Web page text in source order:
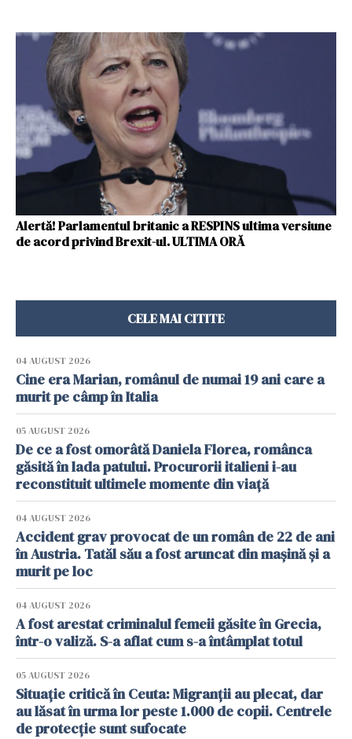
Alertă! Parlamentul britanic a RESPINS ultima versiune
de acord privind Brexit-ul. ULTIMA ORĂ
CELE MAI CITITE
04 AUGUST 2026
Cine era Marian, românul de numai 19 ani care a
murit pe câmp în Italia
05 AUGUST 2026
De ce a fost omorâtă Daniela Florea, românca
găsită în lada patului. Procurorii italieni i-au
reconstituit ultimele momente din viață
04 AUGUST 2026
Accident grav provocat de un român de 22 de ani
în Austria. Tatăl său a fost aruncat din mașină și a
murit pe loc
04 AUGUST 2026
A fost arestat criminalul femeii găsite în Grecia,
într-o valiză. S-a aflat cum s-a întâmplat totul
05 AUGUST 2026
Situație critică în Ceuta: Migranții au plecat, dar
au lăsat în urma lor peste 1.000 de copii. Centrele
de protecție sunt sufocate